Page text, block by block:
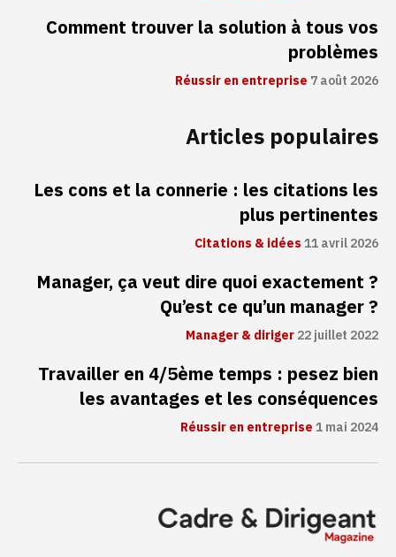
Comment trouver la solution à tous vos
problèmes
Réussir en entreprise 7 août 2026
Articles populaires
Les cons et la connerie : les citations les
plus pertinentes
Citations & idées11 avril 2026
Manager, ça veut dire quoi exactement ?
Qu’est ce qu’un manager ?
Manager & diriger22 juillet 2022
Travailler en 4/5ème temps : pesez bien
les avantages et les conséquences
Réussir en entreprise1 mai 2024